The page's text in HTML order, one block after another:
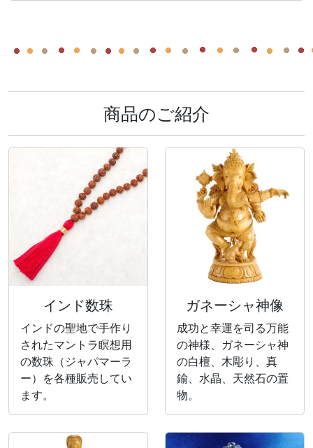
商品のご紹介
インド数珠
インドの聖地で手作り
されたマントラ瞑想用
の数珠（ジャパマーラ
ー）を各種販売してい
ます。
ガネーシャ神像
成功と幸運を司る万能
の神様、ガネーシャ神
の白檀、木彫り、真
鍮、水晶、天然石の置
物。